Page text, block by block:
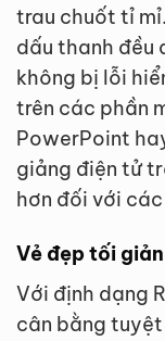
trau chuốt tỉ
dấu thanh đều
không bị lỗi
trên các phần
PowerPoint
giảng điện tử
hơn đối với
Vẻ đẹp tối
Với định dạng
cân bằng